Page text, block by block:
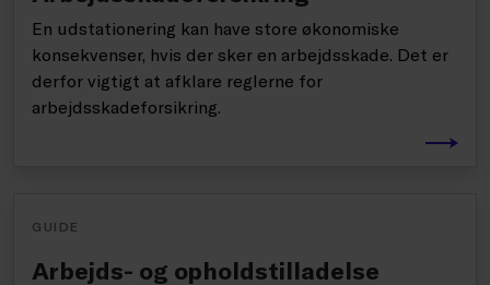
En udstationering kan have store økonomiske
konsekvenser, hvis der sker en arbejdsskade. Det er
derfor vigtigt at afklare reglerne for
arbejdsskadeforsikring.
GUIDE
Arbejds- og opholdstilladelse